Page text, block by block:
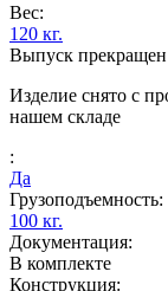
Вес:
120 кг.
Выпуск прекращен
Изделие снято с
нашем складе
:
Да
Грузоподъемность:
100 кг.
Документация:
В комплекте
Конструкция: